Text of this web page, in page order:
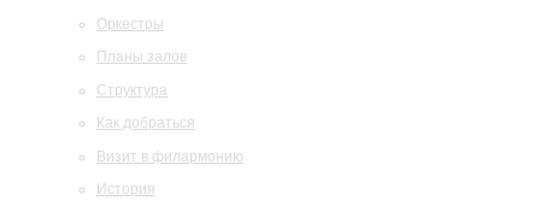
Оркестры
Планы залов
Структура
Как добраться
Визит в филармонию
История